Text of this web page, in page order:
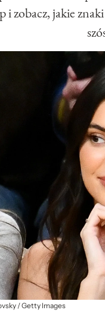
i zobacz, jakie
/ Getty Images